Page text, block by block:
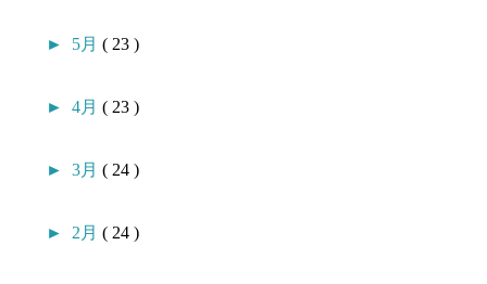
► 5月( 23 )
►4月( 23 )
►3月( 24 )
► 2月( 24 )